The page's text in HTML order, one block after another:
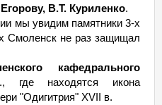
В.Т. Куриленко.
мы увидим памятники 3-х
Смоленск не раз защищал
кафедрального
где находятся икона
"Одигитрия" XVII в.